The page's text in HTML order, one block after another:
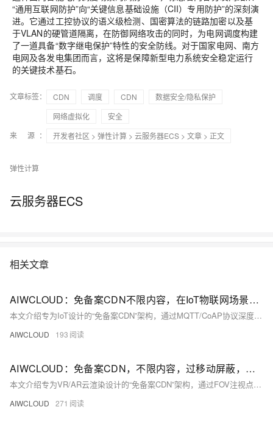
“通用互联网防护”向“关键信息基础设施（CII）专用防护”的深刻演
进。它通过工控协议的语义级检测、国密算法的链路加密以及基
于VLAN的硬管道隔离，在防御网络攻击的同时，为电网调度构建
了一道具备“数字继电保护”特性的安全防线。对于国家电网、南方
电网及各发电集团而言，这将是保障新型电力系统安全稳定运行
的关键技术基石。
文章标签： CDN 调度 CDN
数据安全/隐私保护
网络虚拟化
安全
来 源：
开发者社区 > 弹性计算 > 云服务器ECS > 文章 > 正文
弹性计算
云服务器ECS
相关文章
AIWCLOUD：免备案CDN不限内容，在IoT物联网场景下的海量连接保活与低功耗传输优化技术
本文介绍专为IoT设计的“免备案CDN”架构，通过MQTT/CoAP协议深度卸载、边缘连接保活、设备ID快速重连、TCP头部压缩及mTLS认证等技术，解决出海设备国内解析难、海量心跳冲击源站等痛点，实现低延迟、低功耗、高安全的全球设备接入。（239字）
AIWCLOUD 193
AIWCLOUD：免备案CDN，不限内容，过移动屏蔽，在沉浸式VR/AR云渲染场景下
本文介绍专为VR/AR云渲染设计的“免备案CDN”架构，通过FOV注视点预测、边缘ATW补偿与低时延编码优化，实现&lt;20ms MTP延迟、带宽降低70%、抗眩晕传输，破解跨境云渲染高时延、画面撕裂难题。（239字）
AIWCLOUD 271